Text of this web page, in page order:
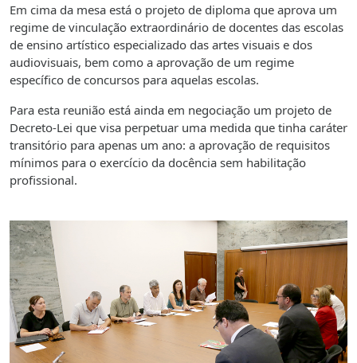
Em cima da mesa está o projeto de diploma que aprova um
regime de vinculação extraordinário de docentes das escolas
de ensino artístico especializado das artes visuais e dos
audiovisuais, bem como a aprovação de um regime
específico de concursos para aquelas escolas.
Para esta reunião está ainda em negociação um projeto de
Decreto-Lei que visa perpetuar uma medida que tinha caráter
transitório para apenas um ano: a aprovação de requisitos
mínimos para o exercício da docência sem habilitação
profissional.